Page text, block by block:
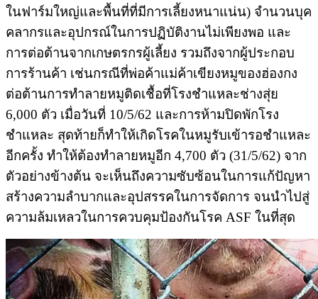
ในฟาร์มใหญ่และพื้นที่ที่มีการเลี้ยงหนาแน่น)​ จำนวนบุค
คลากรและอุปกรณ์ในการปฏิบัติงานไม่เพียงพอ และ
การต่อต้านจากเกษตรกรผู้เลี้ยง​ รวมถึงจากผู้ประกอบ
การร้านค้า เช่นกรณีที่พ่อค้าแม่ค้าเขียงหมูของฮ่องกง
ต่อต้านการทำลายหมูติดเชื้อที่โรงชำแหละ​ช่างสุ่ย
6,000 ตัว​ เมื่อวันที่​ 10/5/62​ และการห้ามปิดพักโรง
ชำแหละ​ สุดท้ายก็ทำให้เกิดโรคในหมูรับเข้ารอชำแหละ
อีกครั้ง​ ทำให้ต้องทำลายหมูอีก 4,700 ตัว (31/5/62) จาก
ตัวอย่างข้างต้น​ จะเห็นถึงความซับซ้อนในการแก้ปัญหา​
สร้างความลำบากและอุปสรรคในการจัดการ จนนำไปสู่
ความล้มเหลวในการควบคุมป้องกันโรค ASF ในที่สุด